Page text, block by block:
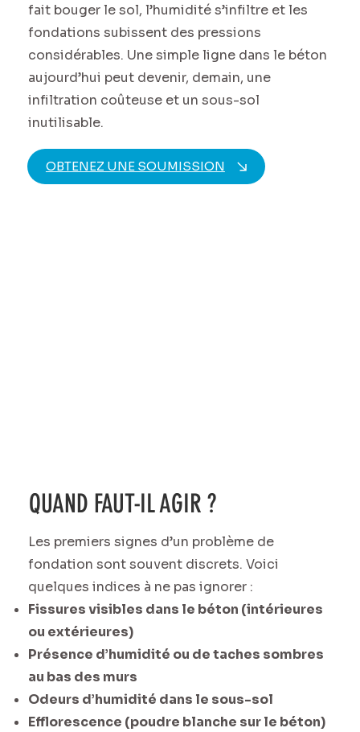
fait bouger le sol, l’humidité s’infiltre et les
fondations subissent des pressions
considérables. Une simple ligne dans le béton
aujourd’hui peut devenir, demain, une
infiltration coûteuse et un sous-sol
inutilisable.
OBTENEZ UNE SOUMISSION
QUAND FAUT-IL AGIR ?
Les premiers signes d’un problème de
fondation sont souvent discrets. Voici
quelques indices à ne pas ignorer :
Fissures visibles dans le béton (intérieures
ou extérieures)
Présence d’humidité ou de taches sombres
au bas des murs
Odeurs d’humidité dans le sous-sol
Efflorescence (poudre blanche sur le béton)